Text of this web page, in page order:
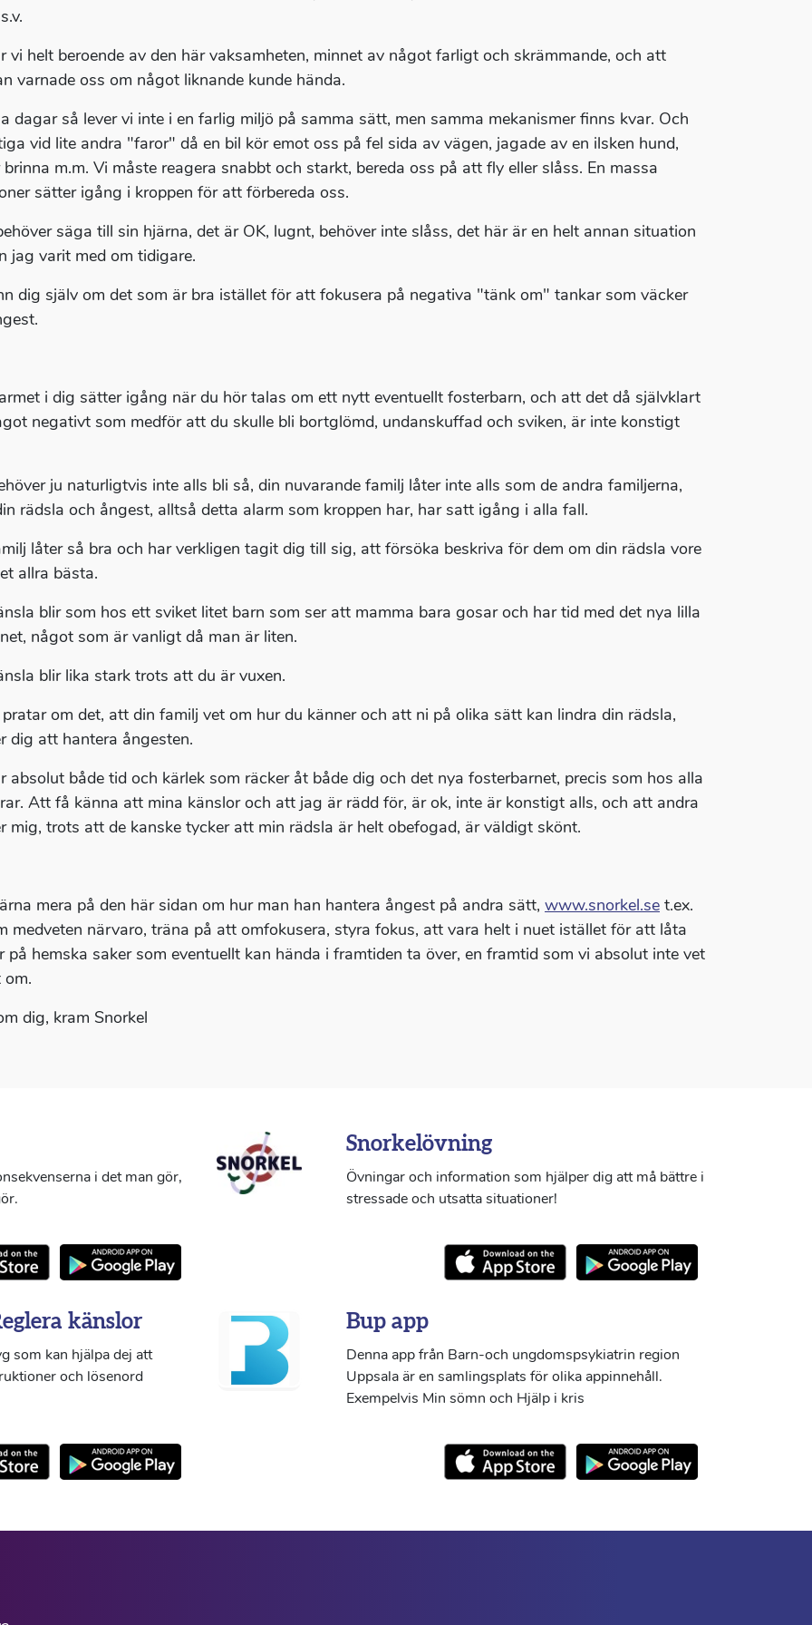
vi helt beroende av den här vaksamheten, minnet av något farligt och skrämmande, och att
varnade oss om något liknande kunde hända.
dagar så lever vi inte i en farlig miljö på samma sätt, men samma mekanismer finns kvar. Och
vid lite andra "faror" då en bil kör emot oss på fel sida av vägen, jagade av en ilsken hund,
m.m. Vi måste reagera snabbt och starkt, bereda oss på att fly eller slåss. En massa
sätter igång i kroppen för att förbereda oss.
säga till sin hjärna, det är OK, lugnt, behöver inte slåss, det här är en helt annan situation
jag varit med om tidigare.
dig själv om det som är bra istället för att fokusera på negativa "tänk om" tankar som väcker
i dig sätter igång när du hör talas om ett nytt eventuellt fosterbarn, och att det då självklart
negativt som medför att du skulle bli bortglömd, undanskuffad och sviken, är inte konstigt
ju naturligtvis inte alls bli så, din nuvarande familj låter inte alls som de andra familjerna,
rädsla och ångest, alltså detta alarm som kroppen har, har satt igång i alla fall.
låter så bra och har verkligen tagit dig till sig, att försöka beskriva för dem om din rädsla vore
allra bästa.
blir som hos ett sviket litet barn som ser att mamma bara gosar och har tid med det nya lilla
något som är vanligt då man är liten.
blir lika stark trots att du är vuxen.
om det, att din familj vet om hur du känner och att ni på olika sätt kan lindra din rädsla,
dig att hantera ångesten.
absolut både tid och kärlek som räcker åt både dig och det nya fosterbarnet, precis som hos alla
Att få känna att mina känslor och att jag är rädd för, är ok, inte är konstigt alls, och att andra
mig, trots att de kanske tycker att min rädsla är helt obefogad, är väldigt skönt.
mera på den här sidan om hur man han hantera ångest på andra sätt, www.snorkel.se t.ex.
medveten närvaro, träna på att omfokusera, styra fokus, att vara helt i nuet istället för att låta
på hemska saker som eventuellt kan hända i framtiden ta över, en framtid som vi absolut inte vet
dig, kram Snorkel
i det man gör,
Snorkelövning
Övningar och information som hjälper dig att må bättre i
stressade och utsatta situationer!
känslor
som kan hjälpa dej att
och lösenord
Bup app
Denna app från Barn-och ungdomspsykiatrin region
Uppsala är en samlingsplats för olika appinnehåll.
Exempelvis Min sömn och Hjälp i kris